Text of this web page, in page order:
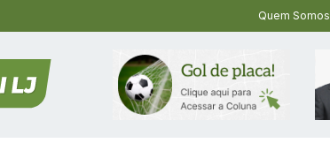
Quem Somos